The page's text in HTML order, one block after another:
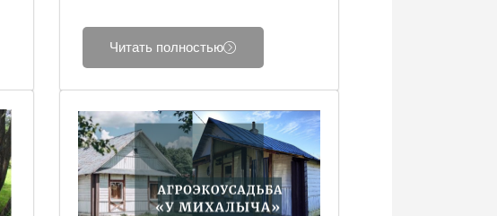
Читать полностью